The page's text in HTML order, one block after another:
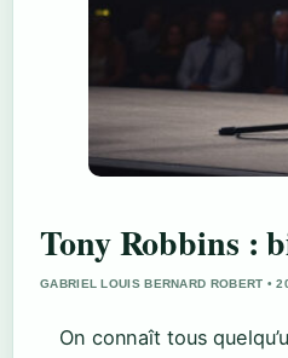
Tony Robbins :
GABRIEL LOUIS BERNARD ROBERT •
On connaît tous